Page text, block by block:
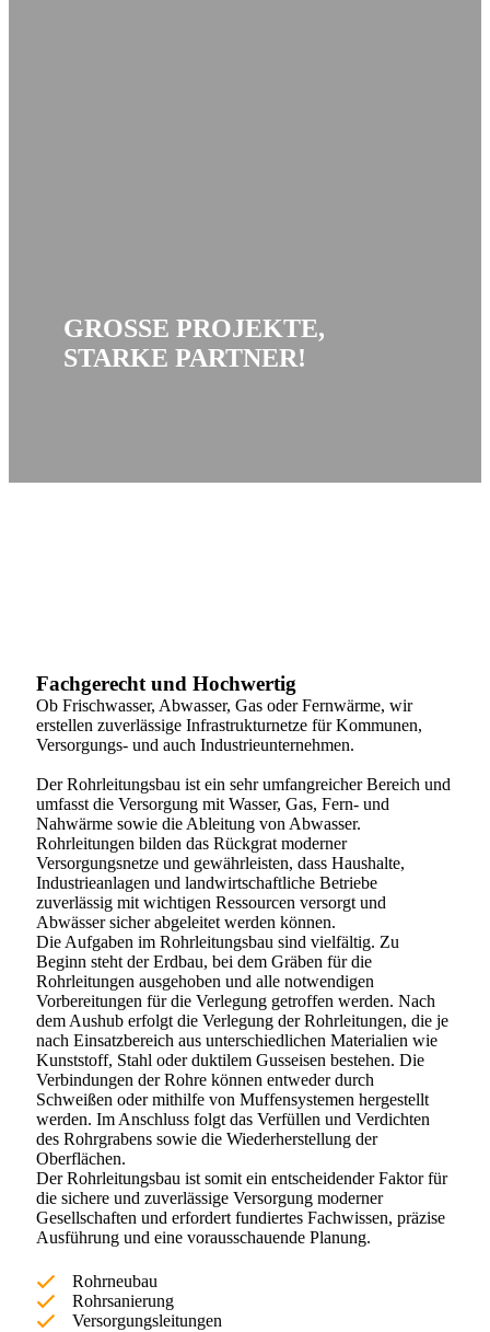
GROSSE PROJEKTE,
STARKE PARTNER!
Fachgerecht und Hochwertig
Ob Frischwasser, Abwasser, Gas oder Fernwärme, wir
erstellen zuverlässige Infrastrukturnetze für Kommunen,
Versorgungs- und auch Industrieunternehmen.
Der Rohrleitungsbau ist ein sehr umfangreicher Bereich und
umfasst die Versorgung mit Wasser, Gas, Fern- und
Nahwärme sowie die Ableitung von Abwasser.
Rohrleitungen bilden das Rückgrat moderner
Versorgungsnetze und gewährleisten, dass Haushalte,
Industrieanlagen und landwirtschaftliche Betriebe
zuverlässig mit wichtigen Ressourcen versorgt und
Abwässer sicher abgeleitet werden können.
Die Aufgaben im Rohrleitungsbau sind vielfältig. Zu
Beginn steht der Erdbau, bei dem Gräben für die
Rohrleitungen ausgehoben und alle notwendigen
Vorbereitungen für die Verlegung getroffen werden. Nach
dem Aushub erfolgt die Verlegung der Rohrleitungen, die je
nach Einsatzbereich aus unterschiedlichen Materialien wie
Kunststoff, Stahl oder duktilem Gusseisen bestehen. Die
Verbindungen der Rohre können entweder durch
Schweißen oder mithilfe von Muffensystemen hergestellt
werden. Im Anschluss folgt das Verfüllen und Verdichten
des Rohrgrabens sowie die Wiederherstellung der
Oberflächen.
Der Rohrleitungsbau ist somit ein entscheidender Faktor für
die sichere und zuverlässige Versorgung moderner
Gesellschaften und erfordert fundiertes Fachwissen, präzise
Ausführung und eine vorausschauende Planung.
Rohrneubau
Rohrsanierung
Versorgungsleitungen